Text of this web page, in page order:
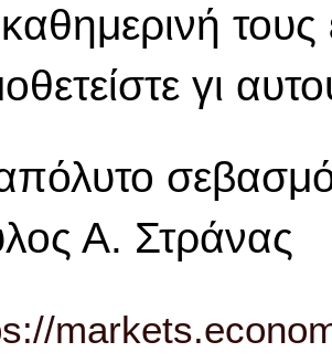
γι
σεβασμό
Α. Στράνας